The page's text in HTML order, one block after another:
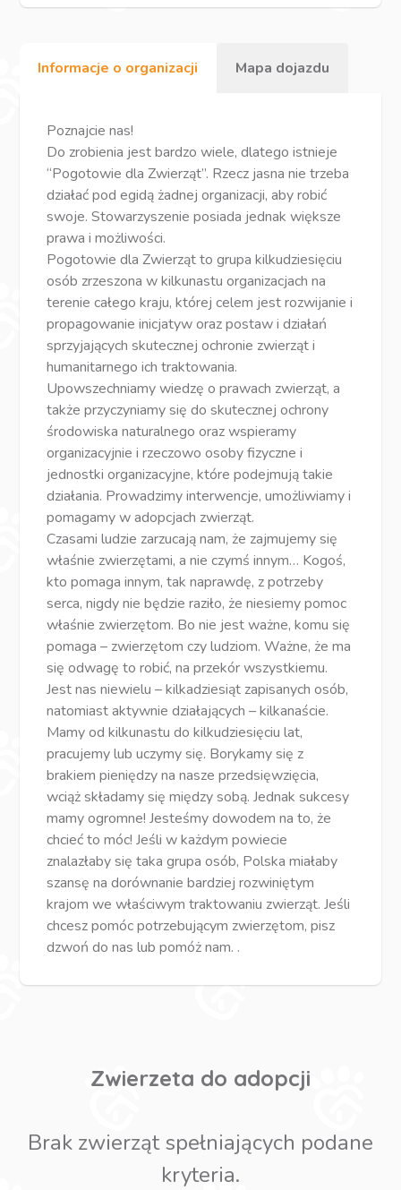
Informacje o organizacji Mapa dojazdu
Poznajcie nas!
Do zrobienia jest bardzo wiele, dlatego istnieje
“Pogotowie dla Zwierząt”. Rzecz jasna nie trzeba
działać pod egidą żadnej organizacji, aby robić
swoje. Stowarzyszenie posiada jednak większe
prawa i możliwości.
Pogotowie dla Zwierząt to grupa kilkudziesięciu
osób zrzeszona w kilkunastu organizacjach na
terenie całego kraju, której celem jest rozwijanie i
propagowanie inicjatyw oraz postaw i działań
sprzyjających skutecznej ochronie zwierząt i
humanitarnego ich traktowania.
Upowszechniamy wiedzę o prawach zwierząt, a
także przyczyniamy się do skutecznej ochrony
środowiska naturalnego oraz wspieramy
organizacyjnie i rzeczowo osoby fizyczne i
jednostki organizacyjne, które podejmują takie
działania. Prowadzimy interwencje, umożliwiamy i
pomagamy w adopcjach zwierząt.
Czasami ludzie zarzucają nam, że zajmujemy się
właśnie zwierzętami, a nie czymś innym… Kogoś,
kto pomaga innym, tak naprawdę, z potrzeby
serca, nigdy nie będzie raziło, że niesiemy pomoc
właśnie zwierzętom. Bo nie jest ważne, komu się
pomaga – zwierzętom czy ludziom. Ważne, że ma
się odwagę to robić, na przekór wszystkiemu.
Jest nas niewielu – kilkadziesiąt zapisanych osób,
natomiast aktywnie działających – kilkanaście.
Mamy od kilkunastu do kilkudziesięciu lat,
pracujemy lub uczymy się. Borykamy się z
brakiem pieniędzy na nasze przedsięwzięcia,
wciąż składamy się między sobą. Jednak sukcesy
mamy ogromne! Jesteśmy dowodem na to, że
chcieć to móc! Jeśli w każdym powiecie
znalazłaby się taka grupa osób, Polska miałaby
szansę na dorównanie bardziej rozwiniętym
krajom we właściwym traktowaniu zwierząt. Jeśli
chcesz pomóc potrzebującym zwierzętom, pisz
dzwoń do nas lub pomóż nam. .
Zwierzeta do adopcji
Brak zwierząt spełniających podane
kryteria.